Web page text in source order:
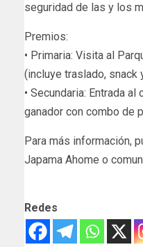
seguridad de las y los
Premios:
• Primaria: Visita al
(incluye traslado, snack
• Secundaria: Entrada
ganador con combo de
Para más información,
Japama Ahome o
Redes